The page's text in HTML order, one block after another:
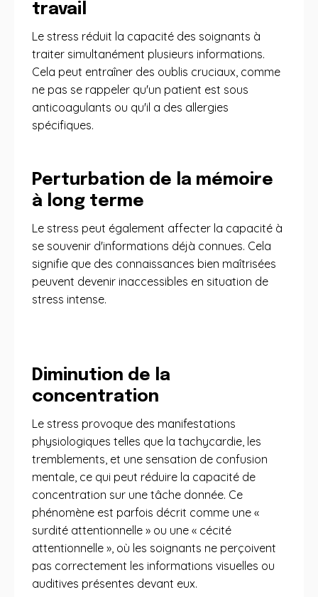
travail
Le stress réduit la capacité des soignants à
traiter simultanément plusieurs informations.
Cela peut entraîner des oublis cruciaux, comme
ne pas se rappeler qu'un patient est sous
anticoagulants ou qu'il a des allergies
spécifiques.
Perturbation de la mémoire
à long terme
Le stress peut également affecter la capacité à
se souvenir d'informations déjà connues. Cela
signifie que des connaissances bien maîtrisées
peuvent devenir inaccessibles en situation de
stress intense.
Diminution de la
concentration
Le stress provoque des manifestations
physiologiques telles que la tachycardie, les
tremblements, et une sensation de confusion
mentale, ce qui peut réduire la capacité de
concentration sur une tâche donnée. Ce
phénomène est parfois décrit comme une «
surdité attentionnelle » ou une « cécité
attentionnelle », où les soignants ne perçoivent
pas correctement les informations visuelles ou
auditives présentes devant eux.